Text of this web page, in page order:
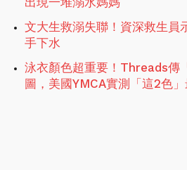
文大生救溺失聯！資深救生員
手下水
泳衣顏色超重要！Threads傳
圖，美國YMCA實測「這2色